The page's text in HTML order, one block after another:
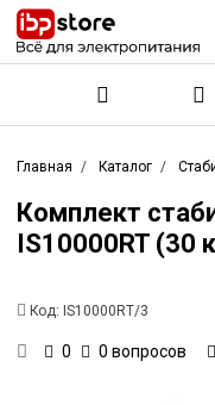
Главная Каталог
Комплект
IS10000RT (30
Код: IS10000RT/3
0 0 вопросов